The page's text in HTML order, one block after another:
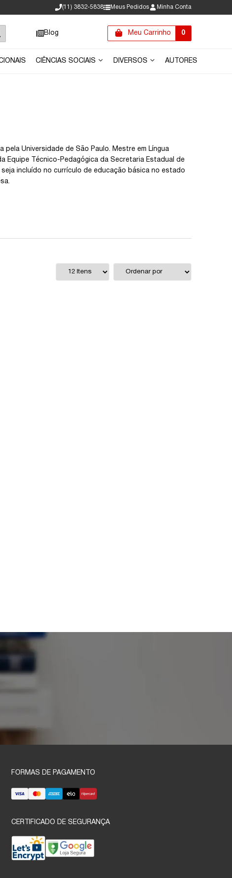
(11) 3832-5838 Meus Pedidos Minha Conta
Blog Meu Carrinho 0
CIÊNCIAS SOCIAIS DIVERSOS AUTORES
pela Universidade de São Paulo. Mestre em Língua
Equipe Técnico-Pedagógica da Secretaria Estadual de
incluído no currículo de educação básica no estado
FORMAS DE PAGAMENTO
CERTIFICADO DE SEGURANÇA